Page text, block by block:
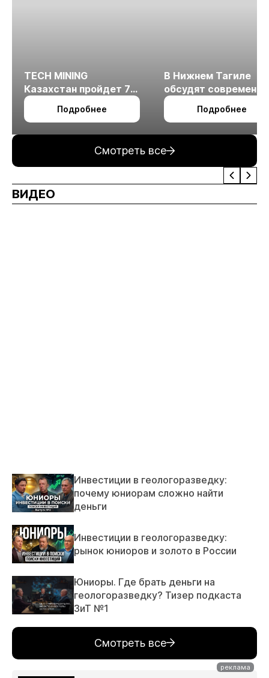
TECH MINING
Казахстан пройдет 7
октября в Алматы
Подробнее
В Нижнем Тагиле
обсудят
технологии
измельчения
Подробнее
Смотреть все
ВИДЕО
Инвестиции в геологоразведку:
почему юниорам сложно найти
деньги
Инвестиции в геологоразведку:
рынок юниоров и золото в России
Юниоры. Где брать деньги на
геологоразведку? Тизер подкаста
ЗиТ №1
Смотреть все